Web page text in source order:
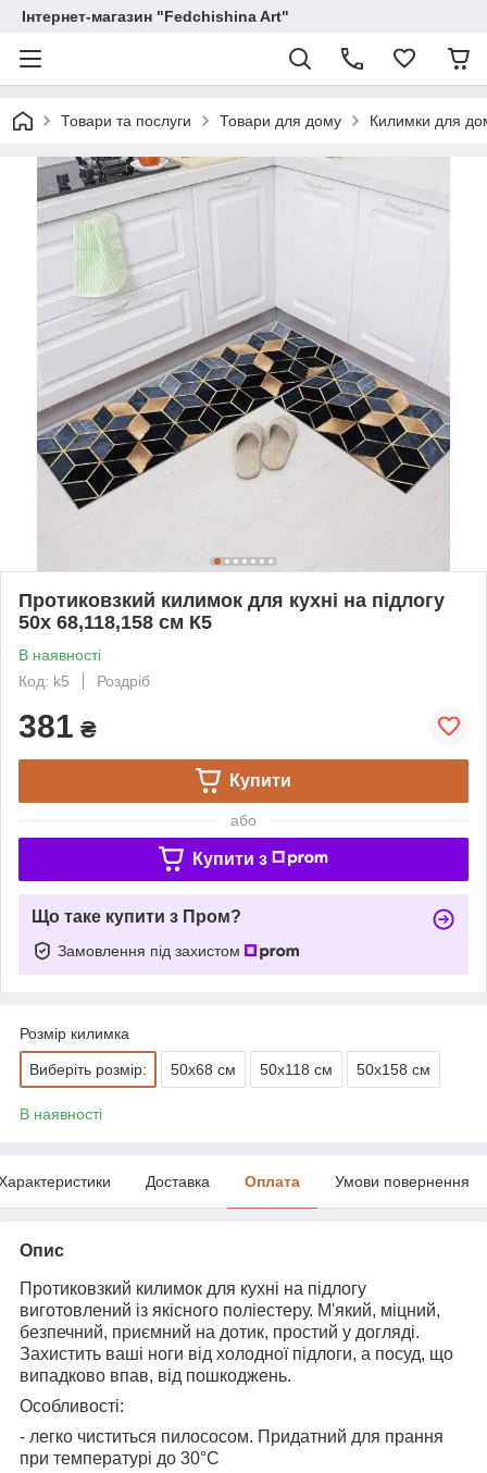
Інтернет-магазин "Fedchishina Art"
Товари та послуги Товари для дому Килимки для
Протиковзкий килимок для кухні на підлогу
50х 68,118,158 см К5
В наявності
Код: k5
Роздріб
381 ₴
Купити
або
Купити з
Що таке купити з Пром?
Замовлення під захистом
Розмір килимка
Виберіть розмір: 50x68 см 50x118 см 50x158 см
В наявності
Доставка Оплата Умови повернення
Опис
Протиковзкий килимок для кухні на підлогу
виготовлений із якісного поліестеру. М'який, міцний,
безпечний, приємний на дотик, простий у догляді.
Захистить ваші ноги від холодної підлоги, а посуд, що
випадково впав, від пошкоджень.
Особливості:
- легко чиститься пилососом. Придатний для прання
при температурі до 30°С